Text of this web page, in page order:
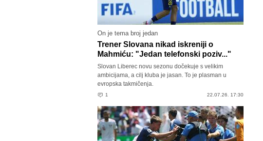
On je tema broj jedan
Trener Slovana nikad iskreniji o
Mahmiću: "Jedan telefonski poziv..."
Slovan Liberec novu sezonu dočekuje s velikim
ambicijama, a cilj kluba je jasan. To je plasman u
evropska takmičenja.
1 22.07.26. 17:30